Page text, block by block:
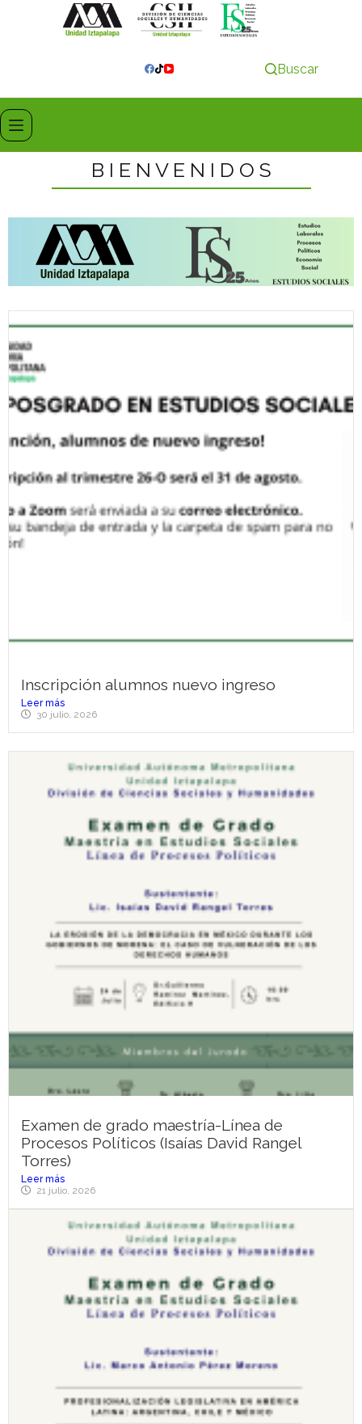
Buscar
B I E N V E N I D O S
Inscripción alumnos nuevo ingreso
Leer más
30 julio, 2026
Examen de grado maestría-Línea de
Procesos Políticos (Isaías David Rangel
Torres)
Leer más
21 julio, 2026